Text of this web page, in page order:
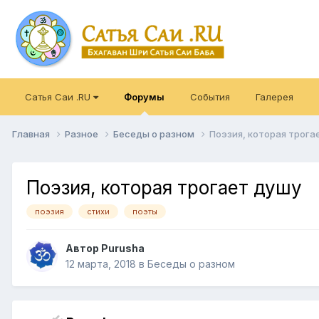
Сатья Саи .RU Форумы События Галерея
Главная Разное Беседы о разном Поэзия, которая
Поэзия, которая трогает душу
поэзия стихи поэты
Автор Purusha
12 марта, 2018 в Беседы о разном